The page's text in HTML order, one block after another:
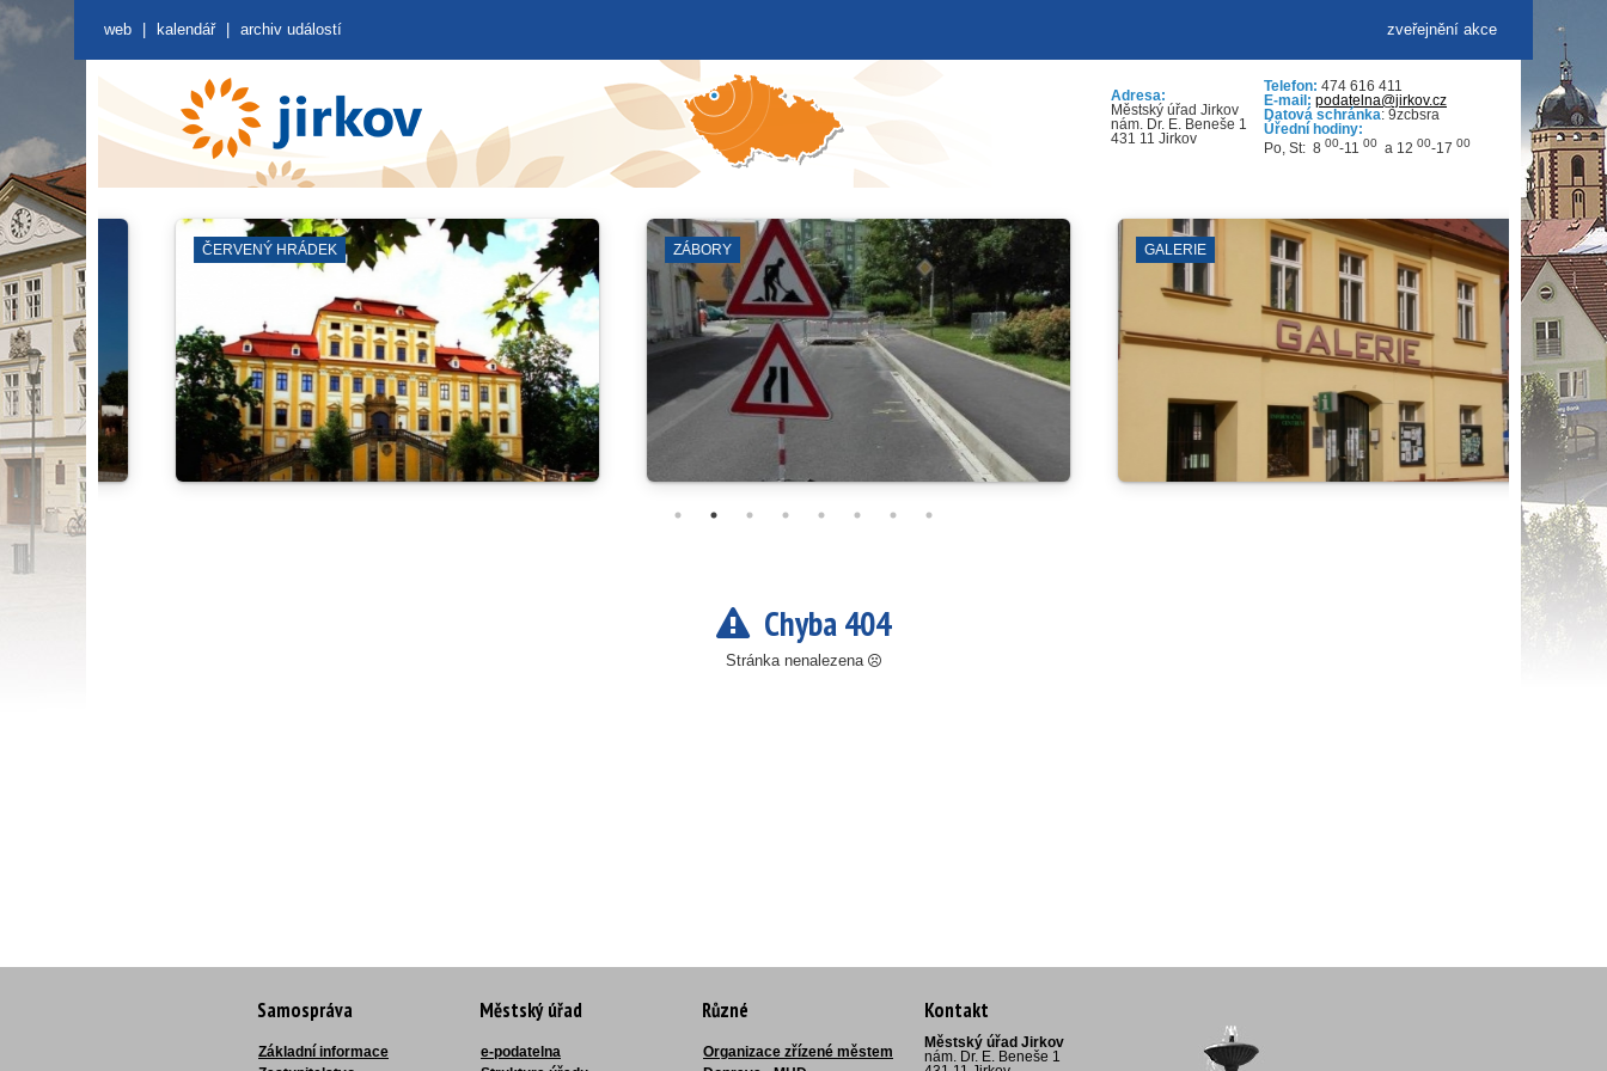
zveřejnění akce
web kalendář archiv událostí
Adresa:
Městský úřad Jirkov
nám. Dr. E. Beneše 1
431 11 Jirkov
Telefon: 474 616 411
E-mail: podatelna@jirkov.cz
Datová schránka: 9zcbsra
Úřední hodiny:
Po, St: 8 00-11 00 a 12 00-17 00
GALERIE VENKOVNÍ PROSTRANSTVÍ DOPRAVA
Chyba 404
Stránka nenalezena
Samospráva
Základní informace
Městský úřad
e-podatelna
Různé
Organizace zřízené městem
Kontakt
Městský úřad Jirkov
nám. Dr. E. Beneše 1